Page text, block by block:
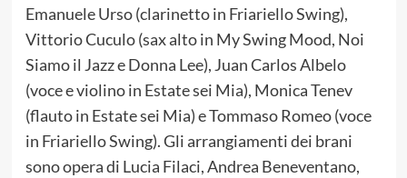
Emanuele Urso (clarinetto in Friariello Swing),
Vittorio Cuculo (sax alto in My Swing Mood, Noi
Siamo il Jazz e Donna Lee), Juan Carlos Albelo
(voce e violino in Estate sei Mia), Monica Tenev
(flauto in Estate sei Mia) e Tommaso Romeo (voce
in Friariello Swing). Gli arrangiamenti dei brani
sono opera di Lucia Filaci, Andrea Beneventano,